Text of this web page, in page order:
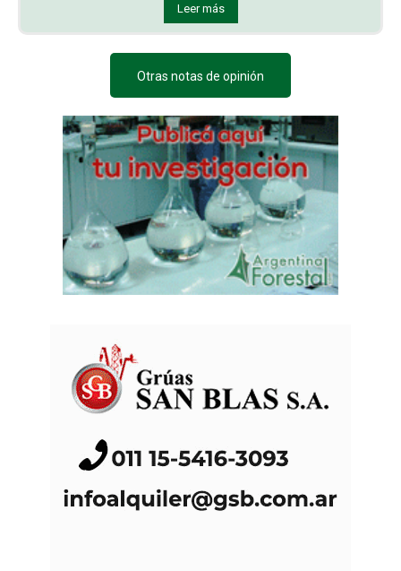
Leer más
Otras notas de opinión